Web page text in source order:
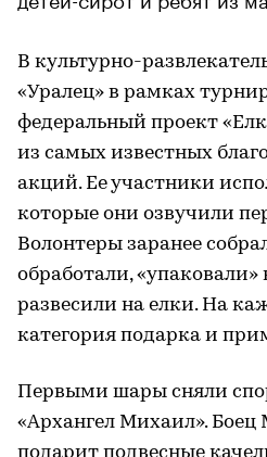
В культурно-
«Уралец» в рамках
федеральный проект
из самых известных
акций. Ее участники
которые они озвучили
Волонтеры заранее
обработали,
развесили на елки. На
категория подарка и
Первыми шары сняли
«Архангел Михаил».